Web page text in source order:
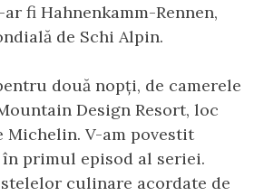
fi Hahnenkamm-Rennen,
de Schi Alpin.
două nopți, de camerele
Design Resort, loc
Michelin. V-am povestit
în primul episod al seriei.
culinare acordate de